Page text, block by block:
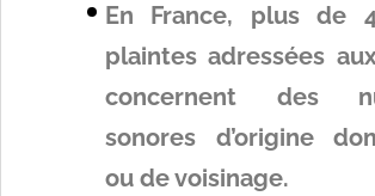
En France, plus de
plaintes adressées
concernent des
sonores d’origine
ou de voisinage.